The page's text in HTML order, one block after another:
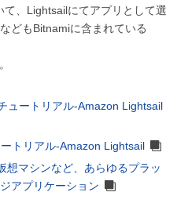
、Lightsailにてアプリとして選
どもBitnamiに含まれている
ュートリアル-Amazon Lightsail
トリアル-Amazon Lightsail
想マシンなど、あらゆるプラッ
アプリケーション